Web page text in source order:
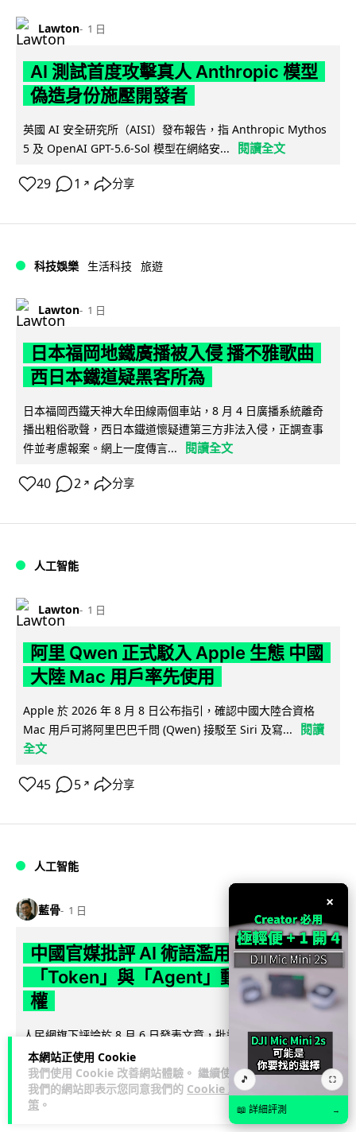
本網站正使用 Cookie
我們使用 Cookie 改善網站體驗。 繼續使用
我們的網站即表示您同意我們的 Cookie 政
策 。
Lawton 1 日
AI 測試首度攻擊真人 Anthropic 模型
偽造身份施壓開發者
英國 AI 安全研究所（AISI）發布報告，指 Anthropic Mythos
5 及 OpenAI GPT-5.6-Sol 模型在網絡安...
閱讀全文
29 1 ↗ 分享
科技娛樂 生活科技 旅遊
Lawton 1 日
日本福岡地鐵廣播被入侵 播不雅歌曲
西日本鐵道疑黑客所為
日本福岡西鐵天神大牟田線兩個車站，8 月 4 日廣播系統離奇
播出粗俗歌聲，西日本鐵道懷疑遭第三方非法入侵，正調查事
件並考慮報案。網上一度傳言...
閱讀全文
40 2 ↗ 分享
人工智能
Lawton 1 日
阿里 Qwen 正式駁入 Apple 生態 中國
大陸 Mac 用戶率先使用
Apple 於 2026 年 8 月 8 日公布指引，確認中國大陸合資格
Mac 用戶可將阿里巴巴千問 (Qwen) 接駁至 Siri 及寫...
閱讀
全文
45 5 ↗ 分享
人工智能
藍骨 1 日
中國官媒批評 AI 術語濫用英文 稱
「Token」與「Agent」動搖科技話語
權
人民網旗下評論於 8 月 6 日發表文章，批評中國廣泛使用
「Token」、「Agent」及「LLM」等英文術語，認為做法侵蝕
中文表意空間及科... 閱讀全文
790
×
🎵 ⛶
📖 詳細評測 →